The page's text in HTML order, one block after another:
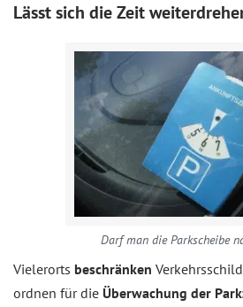
Lässt sich die Zeit
Darf man die Parkscheibe
Vielerorts beschränken
ordnen für die Überwachung der